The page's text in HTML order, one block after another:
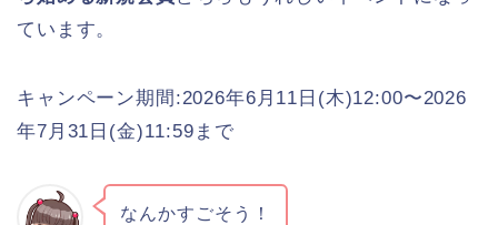
ています。
キャンペーン期間:2026年6月11日(木)12:00〜2026
年7月31日(金)11:59まで
なんかすごそう！